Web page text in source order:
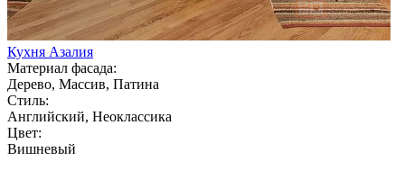
Кухня Азалия
Материал фасада:
Дерево, Массив, Патина
Стиль:
Английский, Неоклассика
Цвет:
Вишневый